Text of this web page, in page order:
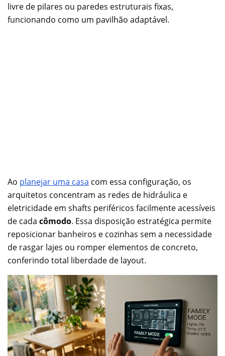
livre de pilares ou paredes estruturais fixas,
funcionando como um pavilhão adaptável.
Ao planejar uma casa com essa configuração, os
arquitetos concentram as redes de hidráulica e
eletricidade em shafts periféricos facilmente acessíveis
de cada cômodo. Essa disposição estratégica permite
reposicionar banheiros e cozinhas sem a necessidade
de rasgar lajes ou romper elementos de concreto,
conferindo total liberdade de layout.